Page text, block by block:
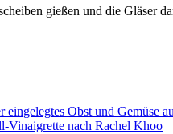
gießen und die Gläser
eingelegtes Obst und Gemüse
Vinaigrette nach Rachel Khoo